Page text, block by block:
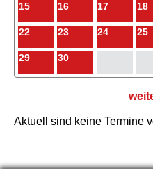
15 16 17 18
22 23 24 25
29 30
Aktuell sind keine Termine